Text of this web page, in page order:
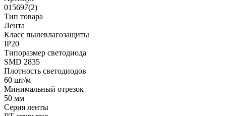
015697(2)
Тип товара
Лента
Класс пылевлагозащиты
IP20
Типоразмер светодиода
SMD 2835
Плотность светодиодов
60 шт/м
Минимальный отрезок
50 мм
Серия ленты